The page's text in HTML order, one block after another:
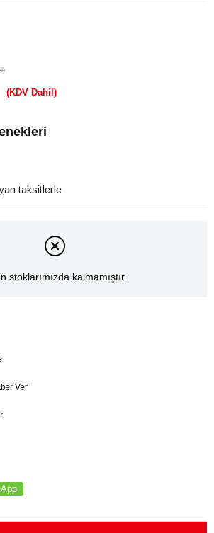
(KDV Dahil)
taksitlerle
stoklarımızda kalmamıştır.
Ver